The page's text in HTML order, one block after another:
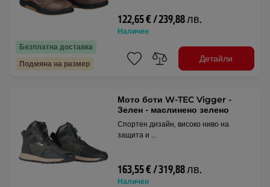
Безплатна доставка
Подмяна на размер
122,65 € / 239,88 лв.
Наличен
Детайли
Мото боти W-TEC Vigger -
Зелен - маслинено зелено
Спортен дизайн, високо ниво на
защита и …
163,55 € / 319,88 лв.
Наличен